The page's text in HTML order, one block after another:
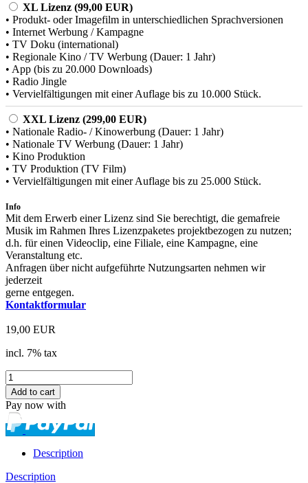
XL Lizenz (99,00 EUR)
• Produkt- oder Imagefilm in unterschiedlichen Sprachversionen
• Internet Werbung / Kampagne
• TV Doku (international)
• Regionale Kino / TV Werbung (Dauer: 1 Jahr)
• App (bis zu 20.000 Downloads)
• Radio Jingle
• Vervielfältigungen mit einer Auflage bis zu 10.000 Stück.
XXL Lizenz (299,00 EUR)
• Nationale Radio- / Kinowerbung (Dauer: 1 Jahr)
• Nationale TV Werbung (Dauer: 1 Jahr)
• Kino Produktion
• TV Produktion (TV Film)
• Vervielfältigungen mit einer Auflage bis zu 25.000 Stück.
Info
Mit dem Erwerb einer Lizenz sind Sie berechtigt, die gemafreie
Musik im Rahmen Ihres Lizenzpaketes projektbezogen zu nutzen;
d.h. für einen Videoclip, eine Filiale, eine Kampagne, eine
Veranstaltung etc.
Anfragen über nicht aufgeführte Nutzungsarten nehmen wir
jederzeit
gerne entgegen.
Kontaktformular
19,00 EUR
incl. 7% tax
Pay now with
Description
Description